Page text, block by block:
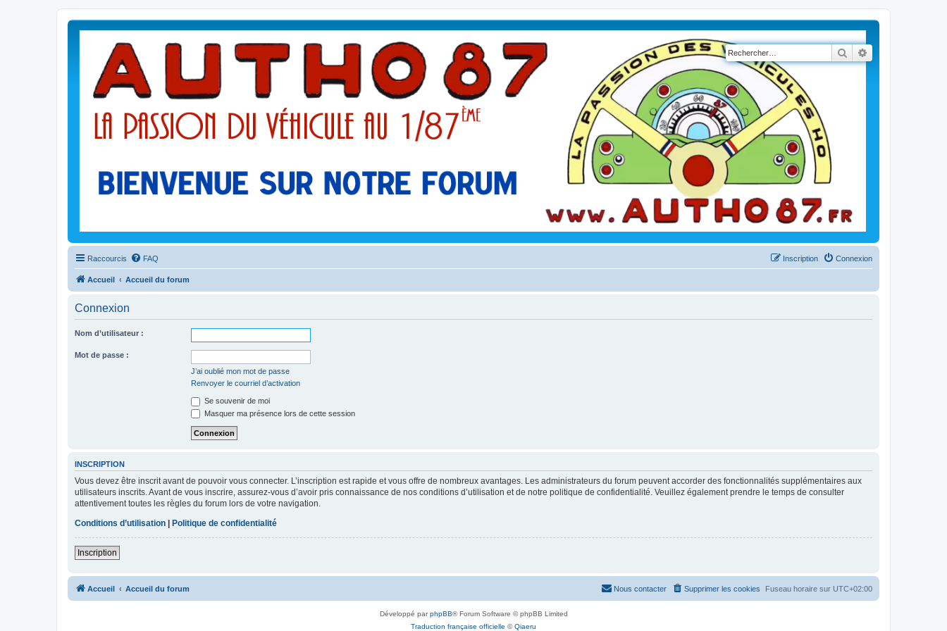
Rechercher
Raccourcis FAQ Connexion
Inscription
Accueil Accueil du forum
Connexion
Nom d’utilisateur :
Mot de passe :
J’ai oublié mon mot de passe
Renvoyer le courriel d’activation
Se souvenir de moi
Masquer ma présence lors de cette session
INSCRIPTION
Vous devez être inscrit avant de pouvoir vous connecter. L’inscription est rapide et vous offre de nombreux avantages. Les administrateurs du forum peuvent accorder des fonctionnalités supplémentaires aux
utilisateurs inscrits. Avant de vous inscrire, assurez-vous d’avoir pris connaissance de nos conditions d’utilisation et de notre politique de confidentialité. Veuillez également prendre le temps de consulter
attentivement toutes les règles du forum lors de votre navigation.
Conditions d’utilisation | Politique de confidentialité
Inscription
Accueil Accueil du forum Fuseau horaire sur UTC+02:00
Supprimer les cookies
Nous contacter
Développé parphpBB® Forum Software © phpBB Limited
Traduction française officielle ©Qiaeru